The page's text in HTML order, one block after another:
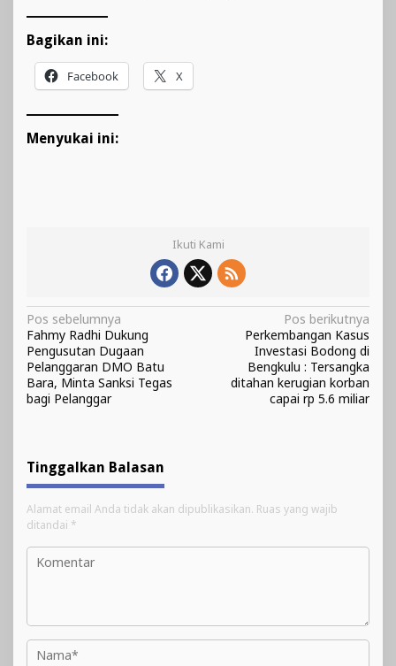
Bagikan ini:
Facebook X
Menyukai ini:
Ikuti Kami
Navigasi
pos
Pos sebelumnya
Fahmy Radhi Dukung
Pengusutan Dugaan
Pelanggaran DMO Batu
Bara, Minta Sanksi Tegas
bagi Pelanggar
Pos berikutnya
Perkembangan Kasus
Investasi Bodong di
Bengkulu : Tersangka
ditahan kerugian korban
capai rp 5.6 miliar
Tinggalkan Balasan
Alamat email Anda tidak akan dipublikasikan. Ruas yang wajib
ditandai *